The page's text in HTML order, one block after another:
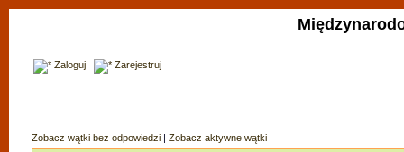
Zaloguj Zarejestruj
Zobacz wątki bez odpowiedzi | Zobacz aktywne wątki